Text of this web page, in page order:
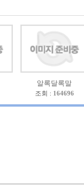
알록달록말
조회 : 164696